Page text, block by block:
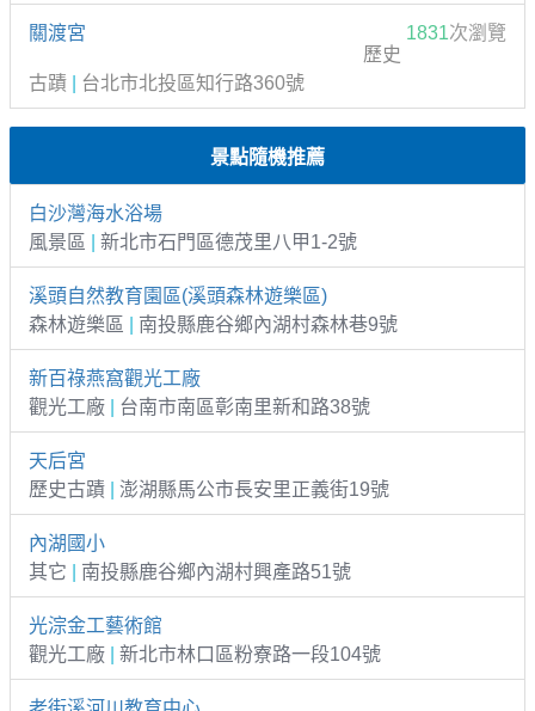
關渡宮 1831次瀏覽
歷史
古蹟
台北市北投區知行路360號
景點隨機推薦
白沙灣海水浴場
風景區
新北市石門區德茂里八甲1-2號
溪頭自然教育園區(溪頭森林遊樂區)
森林遊樂區
南投縣鹿谷鄉內湖村森林巷9號
新百祿燕窩觀光工廠
觀光工廠
台南市南區彰南里新和路38號
天后宮
歷史古蹟
澎湖縣馬公市長安里正義街19號
內湖國小
其它
南投縣鹿谷鄉內湖村興產路51號
光淙金工藝術館
觀光工廠
新北市林口區粉寮路一段104號